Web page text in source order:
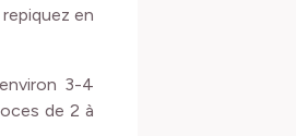
en
3-4
de 2 à